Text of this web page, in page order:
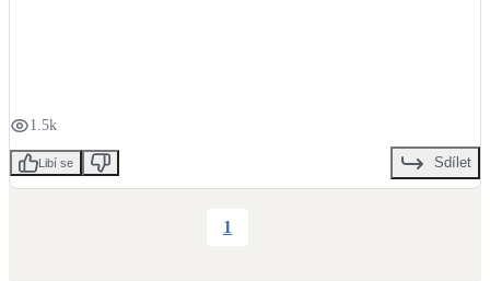
LED osvětlení
1.5k
Libí se Sdílet
1